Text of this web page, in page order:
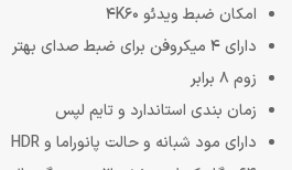
امکان ضبط ویدئو 4K60
دارای 4 میکروفن برای ضبط صدای بهتر
زوم 8 برابر
زمان بندی استاندارد و تایم لپس
دارای مود شبانه و حالت پانوراما و HDR